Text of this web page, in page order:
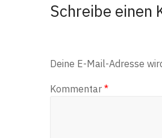
Schreibe einen
Deine E-Mail-Adresse
Kommentar *